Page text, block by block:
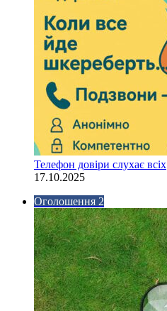
Телефон довіри слухає всіх
17.10.2025
Оголошення 2